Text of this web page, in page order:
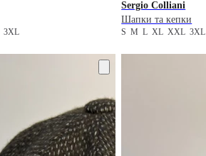
3XL
Sergio Colliani
Шапки та кепки
SMLXLXXL3XL